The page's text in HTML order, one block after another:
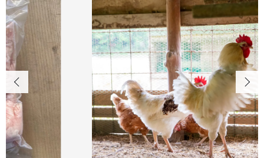
ABOUT US
たおファームについて
HOW TO KEEP
ニワトリの飼い方について
ANIMALWELFARE
アニマルウェルフェアについて
SHOP
店舗概要
カートを確認する